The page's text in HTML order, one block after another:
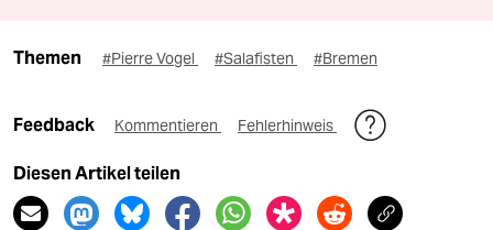
Themen #Pierre Vogel #Salafisten #Bremen
Feedback Kommentieren Fehlerhinweis
Diesen Artikel teilen